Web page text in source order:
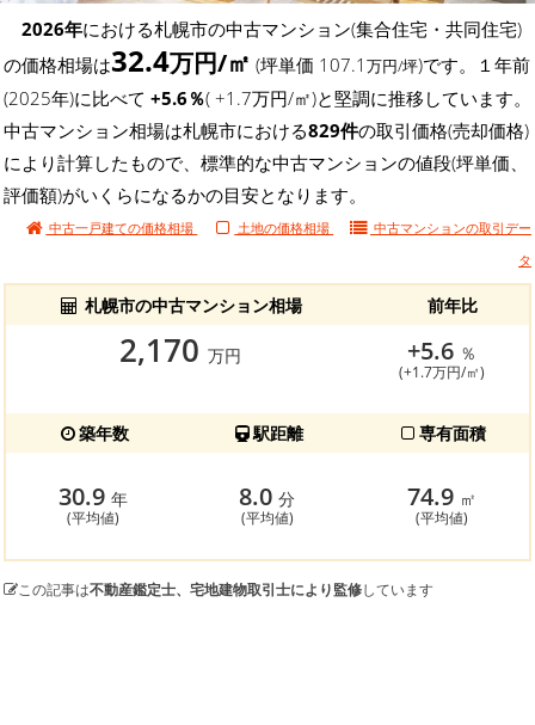
2026年における札幌市の中古マンション(集合住宅・共同住宅)
の価格相場は32.4万円/㎡ (坪単価 107.1 万円/坪)です。１年前
(2025年)に比べて +5.6％( +1.7万円/㎡)と堅調に推移しています。
中古マンション相場は札幌市における829件の取引価格(売却価格)
により計算したもので、標準的な中古マンションの値段(坪単価、
評価額)がいくらになるかの目安となります。
中古一戸建ての価格相場 土地の価格相場 中古マンションの取引デー
タ
札幌市の中古マンション相場 前年比
2,170 万円 +5.6 ％
(+1.7万円/㎡)
築年数 駅距離 専有面積
30.9 年
(平均値)
8.0分
(平均値)
74.9 ㎡
(平均値)
この記事は不動産鑑定士、宅地建物取引士により監修しています